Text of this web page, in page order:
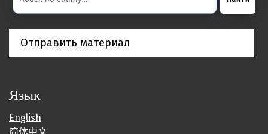
Отправить материал
Язык
English